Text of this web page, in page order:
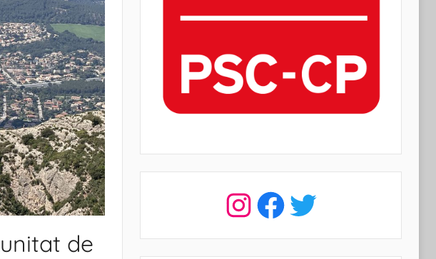
de
Instagram
Facebook
Twitter